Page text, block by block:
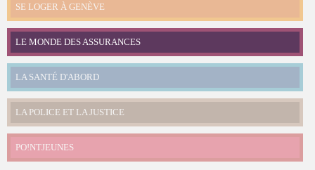
SE LOGER À GENÈVE
LE MONDE DES ASSURANCES
LA SANTÉ D'ABORD
LA POLICE ET LA JUSTICE
PO!NTJEUNES